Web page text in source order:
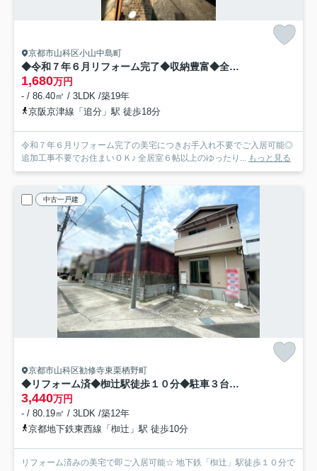
京都市山科区小山中島町
◆令和７年６月リフォーム完了◆収納豊富◆全居室６帖以上◆山科区小山中島町
1,680万円
- / 86.40㎡ / 3LDK /築19年
京阪京津線「追分」駅 徒歩18分
令和７年６月リフォーム完了の美宅につきお手入れ不要でご入居可能◎
追加工事不要でお住まいＯＫ♪ 全居室６帖以上のゆったり... もっと見る
中古一戸建
京都市山科区勧修寺東栗栖野町
◆リフォーム済◆椥辻駅徒歩１０分◆駐車３台可能◆角地◆スーパー徒歩５分◆山科区勧修寺東栗栖野町
3,440万円
- / 80.19㎡ / 3LDK /築12年
京都地下鉄東西線「椥辻」駅 徒歩10分
リフォーム済みの美宅で即ご入居可能☆ 地下鉄「椥辻」駅徒歩１０分で